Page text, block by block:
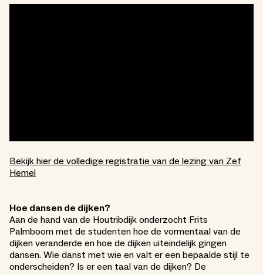
Bekijk hier de volledige registratie van de lezing van Zef
Hemel
Hoe dansen de dijken?
Aan de hand van de Houtribdijk onderzocht Frits
Palmboom met de studenten hoe de vormentaal van de
dijken veranderde en hoe de dijken uiteindelijk gingen
dansen. Wie danst met wie en valt er een bepaalde stijl te
onderscheiden? Is er een taal van de dijken? De